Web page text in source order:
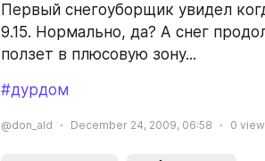
Первый снегоуборщик увидел
9.15. Нормально, да? А снег
ползет в плюсовую зону...
#дурдом
@don_ald December 24, 2009, 06:58 0